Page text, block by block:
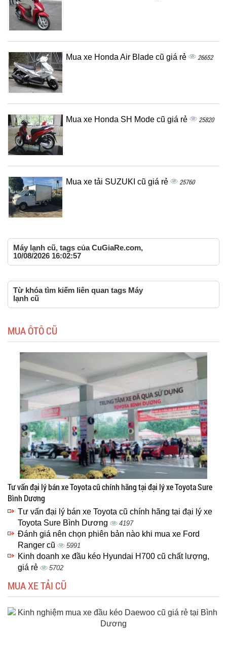
Mua xe Honda Air Blade cũ giá rẻ 26652
Mua xe Honda SH Mode cũ giá rẻ 25820
Mua xe tải SUZUKI cũ giá rẻ 25760
Máy lạnh cũ, tags của CuGiaRe.com,
10/08/2026 16:02:57
Từ khóa tìm kiếm liên quan tags Máy
lạnh cũ
MUA ÔTÔ CŨ
Tư vấn đại lý bán xe Toyota cũ chính hãng tại đại lý xe Toyota Sure
Bình Dương
Tư vấn đại lý bán xe Toyota cũ chính hãng tại đại lý xe
Toyota Sure Bình Dương
4197
Đánh giá nên chọn phiên bản nào khi mua xe Ford
Ranger cũ
5991
Kinh doanh xe đầu kéo Hyundai H700 cũ chất lượng,
giá rẻ
5702
MUA XE TẢI CŨ